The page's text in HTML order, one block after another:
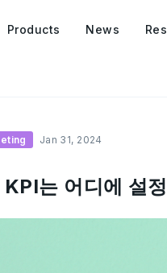
Products News
Jan 31, 2024
는 어디에 설